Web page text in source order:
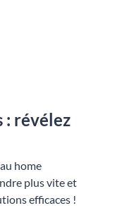
: révélez
home
plus vite et
efficaces !